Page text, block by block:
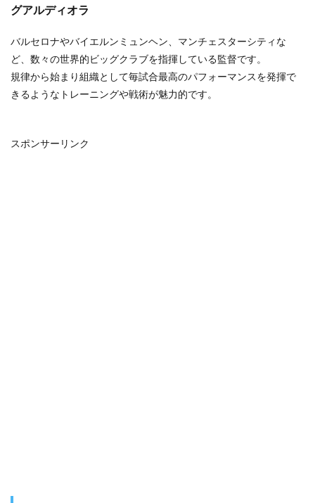
グアルディオラ
バルセロナやバイエルンミュンヘン、マンチェスターシティな
ど、数々の世界的ビッグクラブを指揮している監督です。
規律から始まり組織として毎試合最高のパフォーマンスを発揮で
きるようなトレーニングや戦術が魅力的です。
スポンサーリンク